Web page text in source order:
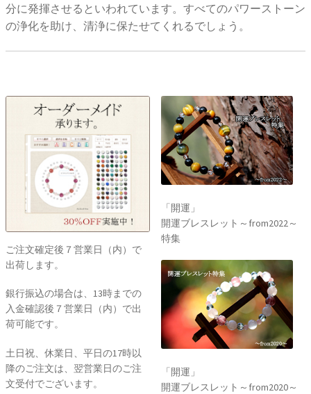
分に発揮させるといわれています。すべてのパワーストーン
の浄化を助け、清浄に保たせてくれるでしょう。
ご注文確定後７営業日（内）で
出荷します。
銀行振込の場合は、13時までの
入金確認後７営業日（内）で出
荷可能です。
土日祝、休業日、平日の17時以
降のご注文は、翌営業日のご注
文受付でございます。
「開運」
開運ブレスレット～from2022～
特集
「開運」
開運ブレスレット～from2020～